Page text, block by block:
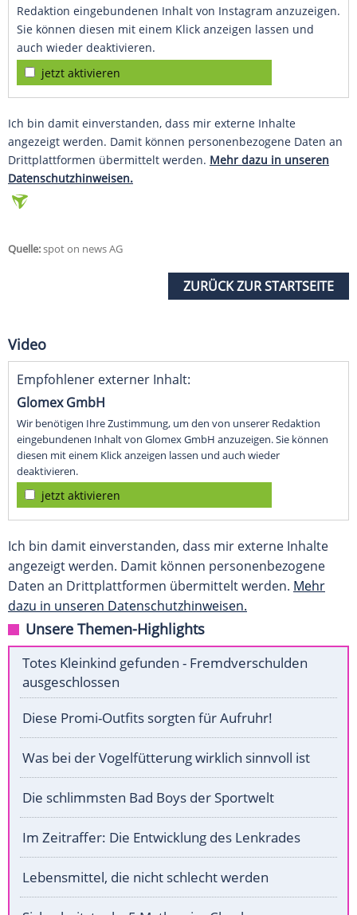
Redaktion eingebundenen Inhalt von Instagram anzuzeigen.
Sie können diesen mit einem Klick anzeigen lassen und
auch wieder deaktivieren.
jetzt aktivieren
Ich bin damit einverstanden, dass mir externe Inhalte
angezeigt werden. Damit können personenbezogene Daten an
Drittplattformen übermittelt werden. Mehr dazu in unseren
Datenschutzhinweisen.
Quelle:spot on news AG
ZURÜCK ZUR STARTSEITE
Video
Empfohlener externer Inhalt:
Glomex GmbH
Wir benötigen Ihre Zustimmung, um den von unserer Redaktion
eingebundenen Inhalt von Glomex GmbH anzuzeigen. Sie können
diesen mit einem Klick anzeigen lassen und auch wieder
deaktivieren.
jetzt aktivieren
Ich bin damit einverstanden, dass mir externe Inhalte
angezeigt werden. Damit können personenbezogene
Daten an Drittplattformen übermittelt werden. Mehr
dazu in unseren Datenschutzhinweisen.
Unsere Themen-Highlights
Totes Kleinkind gefunden - Fremdverschulden
ausgeschlossen
Diese Promi-Outfits sorgten für Aufruhr!
Was bei der Vogelfütterung wirklich sinnvoll ist
Die schlimmsten Bad Boys der Sportwelt
Im Zeitraffer: Die Entwicklung des Lenkrades
Lebensmittel, die nicht schlecht werden